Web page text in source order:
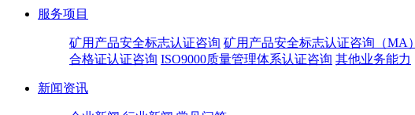
服务项目
矿用产品安全标志认证咨询 矿用产品安全标志认证咨询（MA）
合格证认证咨询 ISO9000质量管理体系认证咨询 其他业务能力
新闻资讯